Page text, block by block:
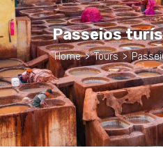
Passeios
Home > Tours >